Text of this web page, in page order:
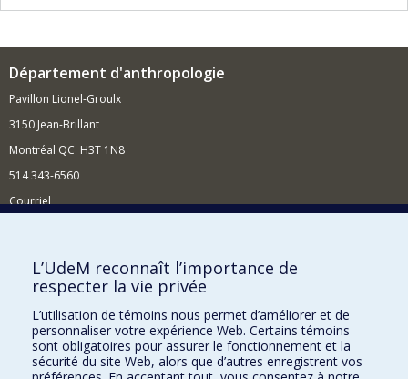
Département d'anthropologie
Pavillon Lionel-Groulx
3150 Jean-Brillant
Montréal QC H3T 1N8
514 343-6560
Courriel
Comment soutenir le Département?
BESOIN D'AIDE?
Plan du site
Signaler une erreur
Accessibilité
L’UdeM reconnaît l’importance de
respecter la vie privée
L’utilisation de témoins nous permet d’améliorer et de
personnaliser votre expérience Web. Certains témoins
sont obligatoires pour assurer le fonctionnement et la
sécurité du site Web, alors que d’autres enregistrent vos